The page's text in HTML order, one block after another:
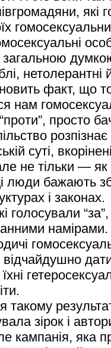
які
загальною
факт, що
нам
просто
розпізнає
суті,
не тільки — як
люди бажають
і законах.
голосували
намірами.
відчайдушно
зірок і
кампанія, яка